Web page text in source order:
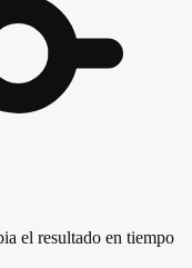
el resultado en tiempo